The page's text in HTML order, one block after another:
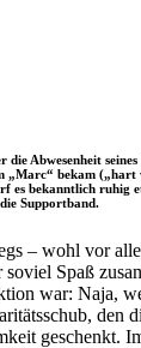
bekam
es bekanntlich
Supportband.
– wohl vor
Spaß
war: Naja,
geschenkt.